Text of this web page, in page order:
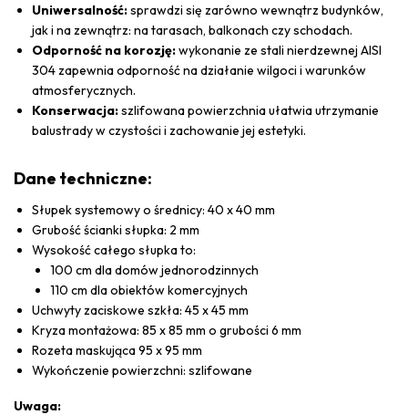
Uniwersalność:sprawdzi się zarówno wewnątrz budynków,
jak i na zewnątrz: na tarasach, balkonach czy schodach.
Odporność na korozję:wykonanie ze stali nierdzewnej AISI
304 zapewnia odporność na działanie wilgoci i warunków
atmosferycznych.
Konserwacja:szlifowana powierzchnia ułatwia utrzymanie
balustrady w czystości i zachowanie jej estetyki.
Dane techniczne:
Słupek systemowy o średnicy: 40 x 40 mm
Grubość ścianki słupka: 2 mm
Wysokość całego słupka to:
100 cm dla domów jednorodzinnych
110 cm dla obiektów komercyjnych
Uchwyty zaciskowe szkła: 45 x 45 mm
Kryza montażowa: 85 x 85 mm o grubości 6 mm
Rozeta maskująca 95 x 95 mm
Wykończenie powierzchni: szlifowane
Uwaga: